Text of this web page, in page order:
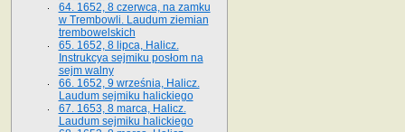
64. 1652, 8 czerwca, na zamku
w Trembowli. Laudum ziemian
trembowelskich
65. 1652, 8 lipca, Halicz.
Instrukcya sejmiku posłom na
sejm walny
66. 1652, 9 września, Halicz.
Laudum sejmiku halickiego
67. 1653, 8 marca, Halicz.
Laudum sejmiku halickiego